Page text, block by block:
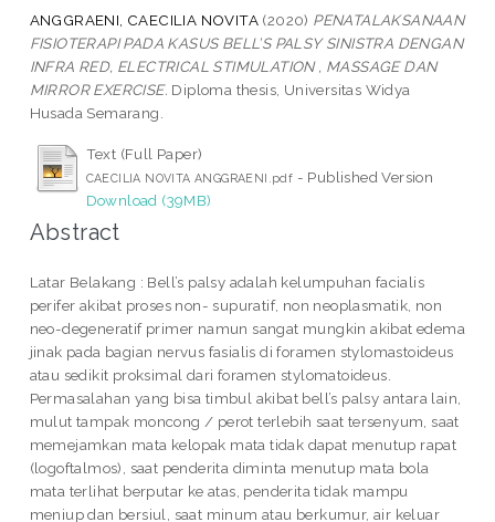
ANGGRAENI, CAECILIA NOVITA (2020) PENATALAKSANAAN
FISIOTERAPI PADA KASUS BELL’S PALSY SINISTRA DENGAN
INFRA RED, ELECTRICAL STIMULATION , MASSAGE DAN
MIRROR EXERCISE. Diploma thesis, Universitas Widya
Husada Semarang.
Text (Full Paper)
CAECILIA NOVITA ANGGRAENI.pdf - Published Version
Download (39MB)
Abstract
Latar Belakang : Bell’s palsy adalah kelumpuhan facialis
perifer akibat proses non- supuratif, non neoplasmatik, non
neo-degeneratif primer namun sangat mungkin akibat edema
jinak pada bagian nervus fasialis di foramen stylomastoideus
atau sedikit proksimal dari foramen stylomatoideus.
Permasalahan yang bisa timbul akibat bell’s palsy antara lain,
mulut tampak moncong / perot terlebih saat tersenyum, saat
memejamkan mata kelopak mata tidak dapat menutup rapat
(logoftalmos), saat penderita diminta menutup mata bola
mata terlihat berputar ke atas, penderita tidak mampu
meniup dan bersiul, saat minum atau berkumur, air keluar